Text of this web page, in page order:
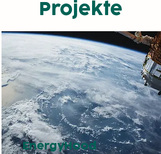
Projekte
EnergyHood